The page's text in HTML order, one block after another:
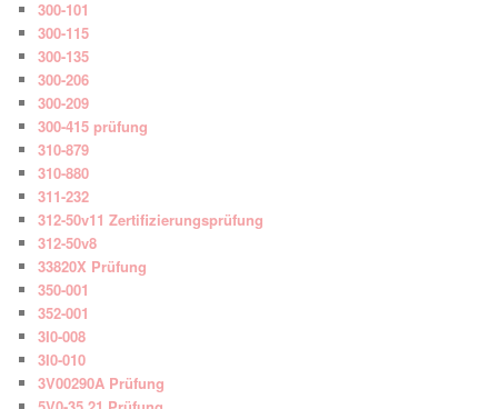
300-101
300-115
300-135
300-206
300-209
300-415 prüfung
310-879
310-880
311-232
312-50v11 Zertifizierungsprüfung
312-50v8
33820X Prüfung
350-001
352-001
3I0-008
3I0-010
3V00290A Prüfung